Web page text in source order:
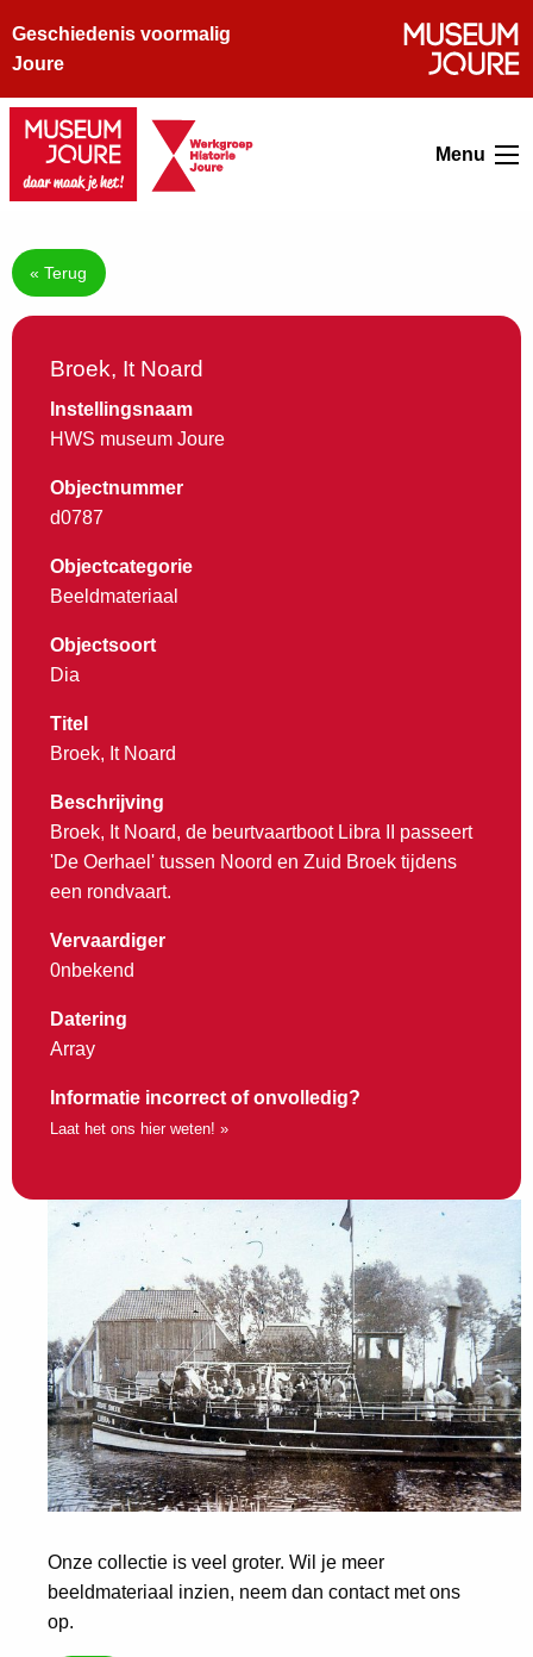
Geschiedenis voormalig
Joure
Menu
« Terug
Broek, It Noard
Instellingsnaam
HWS museum Joure
Objectnummer
d0787
Objectcategorie
Beeldmateriaal
Objectsoort
Dia
Titel
Broek, It Noard
Beschrijving
Broek, It Noard, de beurtvaartboot Libra II passeert
'De Oerhael' tussen Noord en Zuid Broek tijdens
een rondvaart.
Vervaardiger
0nbekend
Datering
Array
Informatie incorrect of onvolledig?
Laat het ons hier weten! »
Onze collectie is veel groter. Wil je meer
beeldmateriaal inzien, neem dan contact met ons
op.